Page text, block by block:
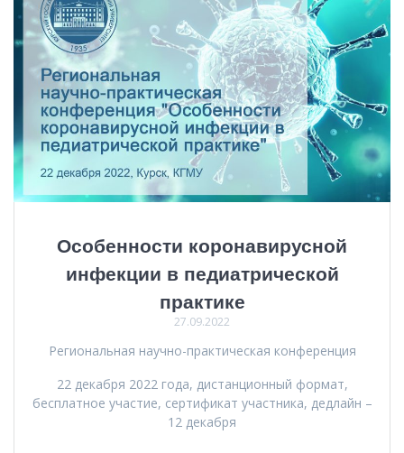
Особенности коронавирусной
инфекции в педиатрической
практике
27.09.2022
Региональная научно-практическая конференция
22 декабря 2022 года, дистанционный формат,
бесплатное участие, сертификат участника, дедлайн –
12 декабря